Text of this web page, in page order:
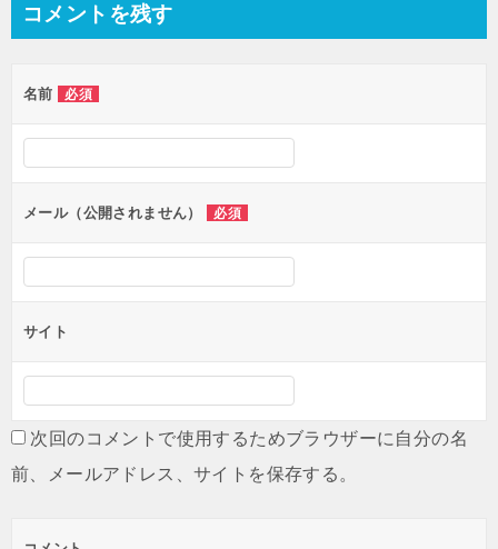
ビ
ー
シ
ョ
ン
コメントを残す
名前 必須
メール（公開されません） 必須
サイト
次回のコメントで使用するためブラウザーに自分の名
前、メールアドレス、サイトを保存する。